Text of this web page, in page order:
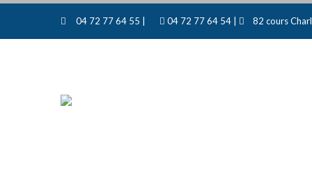
04 72 77 64 55 | 04 72 77 64 54 | 82 cours